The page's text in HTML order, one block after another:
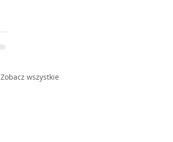
Zobacz wszystkie